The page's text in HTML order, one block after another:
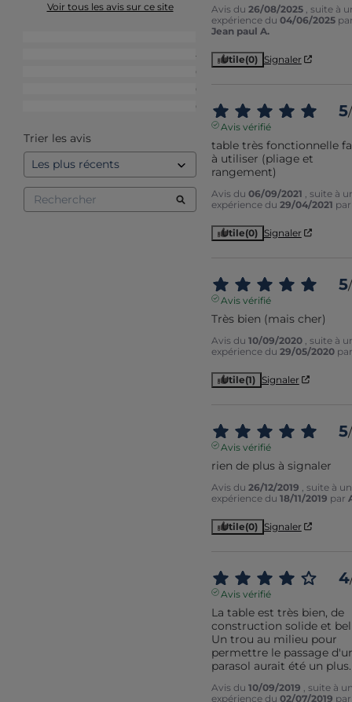
Voir tous les avis sur ce site
4
0
0
0
Trier les avis
Avis du 26/08/2025
, suite à
expérience du 04/06/2025
Jean paul A.
Utile(0) Signaler
5/
Avis vérifié
table très fonctionnelle
à utiliser (pliage et
rangement)
Avis du 06/09/2021
, suite à
expérience du 29/04/2021
Utile(0) Signaler
5/
Avis vérifié
Très bien (mais cher)
Avis du 10/09/2020
, suite à
expérience du 29/05/2020
Utile(1) Signaler
5/
Avis vérifié
rien de plus à signaler
Avis du 26/12/2019
, suite à
expérience du 18/11/2019 par
Utile(0) Signaler
4
Avis vérifié
La table est très bien, de
construction solide et
Un trou au milieu pour
permettre le passage
parasol aurait été un plus.
Avis du 10/09/2019
, suite à
expérience du 02/07/2019